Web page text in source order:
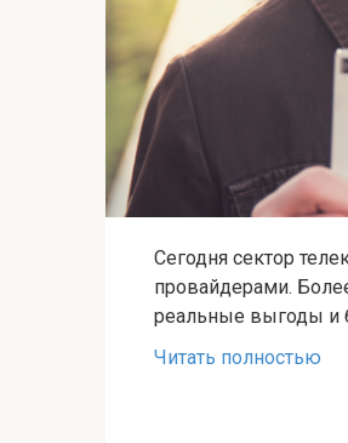
Сегодня сектор
провайдерами.
реальные выгоды и
Читать полностью